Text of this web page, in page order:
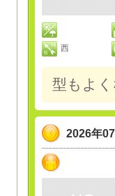
西
型もよく
2026年